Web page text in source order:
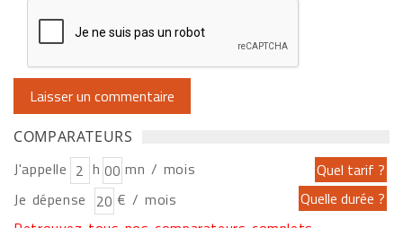
COMPARATEURS
J'appelle h
mn / mois
Je dépense
€ / mois